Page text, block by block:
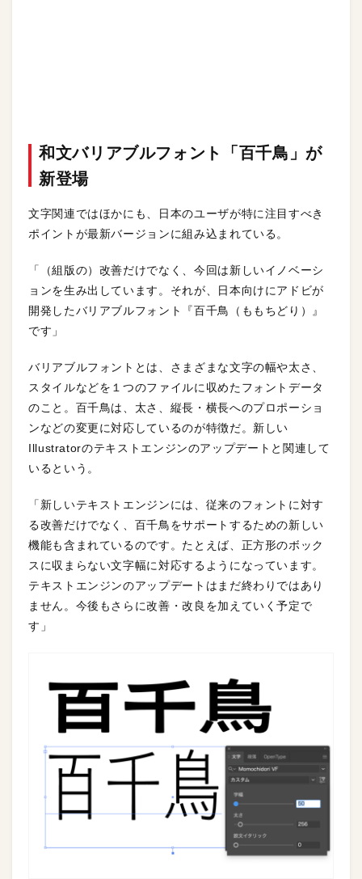
和文バリアブルフォント「百千鳥」が
新登場
文字関連ではほかにも、日本のユーザが特に注目すべき
ポイントが最新バージョンに組み込まれている。
「（組版の）改善だけでなく、今回は新しいイノベーシ
ョンを生み出しています。それが、日本向けにアドビが
開発したバリアブルフォント『百千鳥（ももちどり）』
です」
バリアブルフォントとは、さまざまな文字の幅や太さ、
スタイルなどを１つのファイルに収めたフォントデータ
のこと。百千鳥は、太さ、縦長・横長へのプロポーショ
ンなどの変更に対応しているのが特徴だ。新しい
Illustratorのテキストエンジンのアップデートと関連して
いるという。
「新しいテキストエンジンには、従来のフォントに対す
る改善だけでなく、百千鳥をサポートするための新しい
機能も含まれているのです。たとえば、正方形のボック
スに収まらない文字幅に対応するようになっています。
テキストエンジンのアップデートはまだ終わりではあり
ません。今後もさらに改善・改良を加えていく予定で
す」